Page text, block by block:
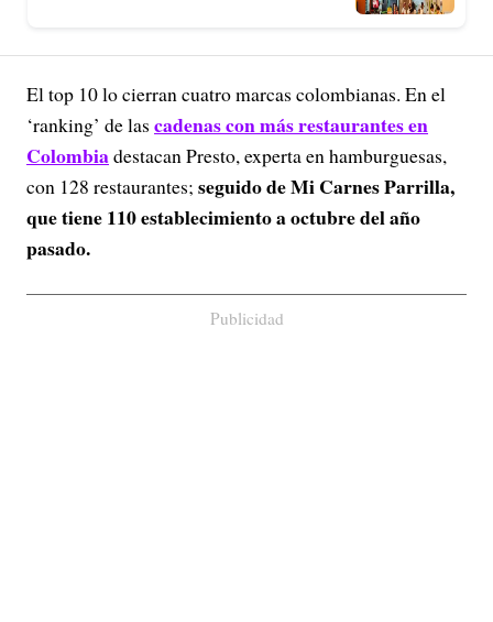
El top 10 lo cierran cuatro marcas colombianas. En el
‘ranking’ de las cadenas con más restaurantes en
Colombiadestacan Presto, experta en hamburguesas,
con 128 restaurantes; seguido de Mi Carnes Parrilla,
que tiene 110 establecimiento a octubre del año
pasado.
Publicidad